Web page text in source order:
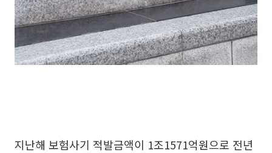
지난해 보험사기 적발금액이 1조1571억원으로 전년